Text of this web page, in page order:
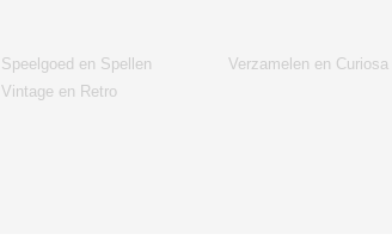
Speelgoed en Spellen
Vintage en Retro
Verzamelen en Curiosa